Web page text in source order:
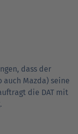
dass der
auch Mazda) seine
die DAT mit